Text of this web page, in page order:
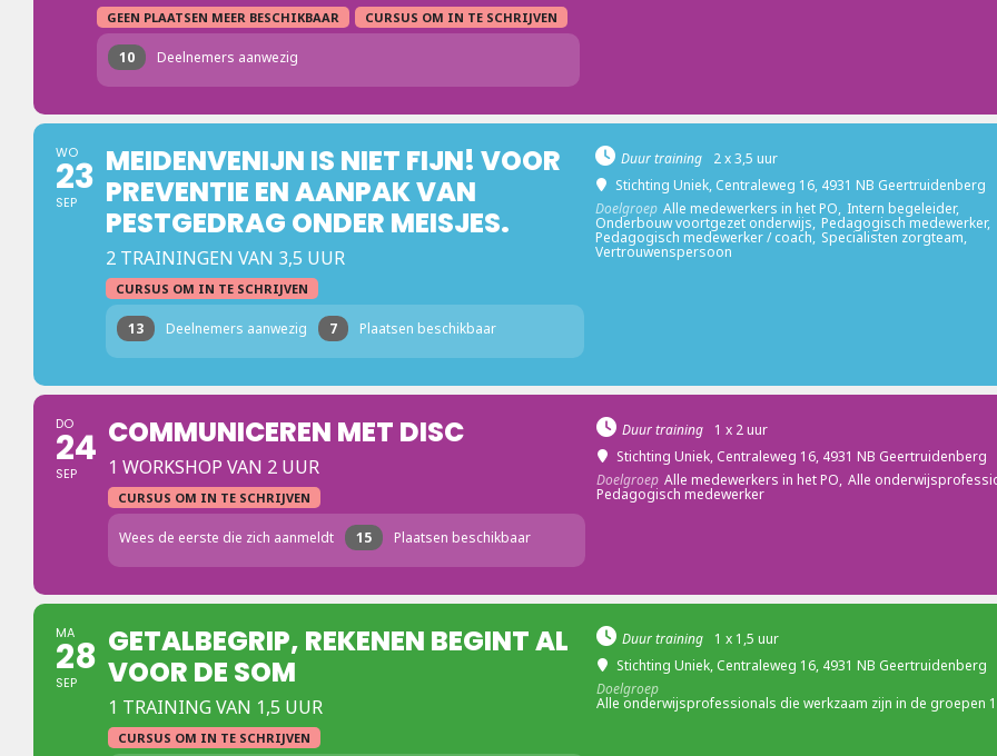
GEEN PLAATSEN MEER BESCHIKBAAR CURSUS OM IN TE SCHRIJVEN
10 Deelnemers aanwezig
WO
23
SEP
MEIDENVENIJN IS NIET FIJN! VOOR
PREVENTIE EN AANPAK VAN
PESTGEDRAG ONDER MEISJES.
2 TRAININGEN VAN 3,5 UUR
CURSUS OM IN TE SCHRIJVEN
13 Deelnemers aanwezig 7 Plaatsen beschikbaar
Duur training
2 x 3,5 uur
Stichting Uniek, Centraleweg 16, 4931 NB Geertruidenberg
Doelgroep Alle medewerkers in het PO, Intern begeleider,
Onderbouw voortgezet onderwijs, Pedagogisch medewerker,
Pedagogisch medewerker / coach, Specialisten zorgteam,
Vertrouwenspersoon
DO
24
SEP
COMMUNICEREN MET DISC
1 WORKSHOP VAN 2 UUR
CURSUS OM IN TE SCHRIJVEN
Wees de eerste die zich aanmeldt 15 Plaatsen beschikbaar
Duur training
1 x 2 uur
Stichting Uniek, Centraleweg 16, 4931 NB Geertruidenberg
Doelgroep Alle medewerkers in het PO, Alle
Pedagogisch medewerker
MA
28
SEP
GETALBEGRIP, REKENEN BEGINT AL
VOOR DE SOM
1 TRAINING VAN 1,5 UUR
CURSUS OM IN TE SCHRIJVEN
Duur training
1 x 1,5 uur
Stichting Uniek, Centraleweg 16, 4931 NB Geertruidenberg
Doelgroep
Alle onderwijsprofessionals die werkzaam zijn in de groepen